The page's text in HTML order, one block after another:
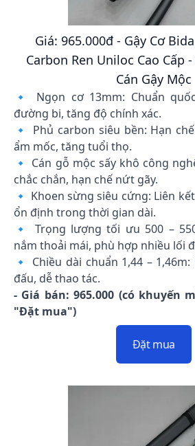
Giá: 965.000đ - Gậy Cơ
Carbon Ren Uniloc Cao Cấp
Cán Gậy Mộc
🔹 Ngọn cơ 13mm: Chuẩn
đường bi, tăng độ chính xác.
🔹 Phủ carbon siêu bền: Hạn
ẩm mốc, tăng tuổi thọ.
🔹 Cán gỗ mộc sấy khô công
chắc chắn, hạn chế nứt gãy.
🔹 Khoen sừng siêu cứng: Liên
ổn định trong thời gian dài.
🔹 Trọng lượng tối ưu 500 –
nắm thoải mái, phù hợp nhiều lối
🔹 Chiều dài chuẩn 1,44 –
đấu, dễ thao tác.
- Giá bán: 965.000 (có khuyến
"Đặt mua")
Đặt mua